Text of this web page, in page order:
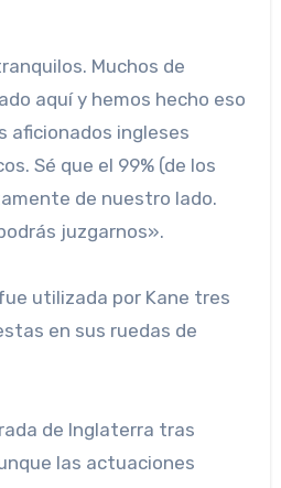
Muchos de
aquí y hemos hecho eso
aficionados ingleses
Sé que el 99% (de los
de nuestro lado.
juzgarnos».
utilizada por Kane tres
en sus ruedas de
de Inglaterra tras
las actuaciones